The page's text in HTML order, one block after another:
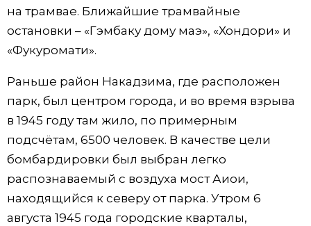
на трамвае. Ближайшие трамвайные
остановки – «Гэмбаку дому маэ», «Хондори» и
«Фукуромати».
Раньше район Накадзима, где расположен
парк, был центром города, и во время взрыва
в 1945 году там жило, по примерным
подсчётам, 6500 человек. В качестве цели
бомбардировки был выбран легко
распознаваемый с воздуха мост Аиои,
находящийся к северу от парка. Утром 6
августа 1945 года городские кварталы,